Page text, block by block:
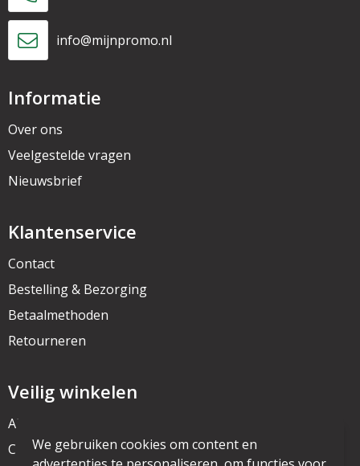
info@mijnpromo.nl
Informatie
Over ons
Veelgestelde vragen
Nieuwsbrief
Klantenservice
Contact
Bestelling & Bezorging
Betaalmethoden
Retourneren
Veilig winkelen
Algemene voorwaarden
Cookieverklaring
We gebruiken cookies om content en